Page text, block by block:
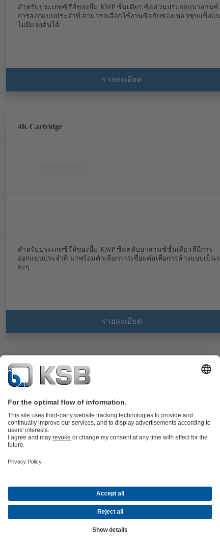
สำหรับประเภทซีรีส์ของปั๊ม KWP ชั้นเดียว ซีลส่วนประกอบบาลานซ์
การออกแบบประจำที่ สามารถเลือกใช้งานซีลกับของเหลวชุบแข็งแ
ไม่มีแรงดันได้
รายละเอียด
4K Cartridge
สำหรับประเภทซีรีส์ของปั๊ม KWP ซีลตลับบาลานซ์ชั้นเดียวที่มีการ
ออกแบบประจำที่ มาพร้อมตัวเลือกการเชื่อมต่อเพื่อการล้างแบบเป็น
ยะๆ
รายละเอียด
4KBL
สำหรับประเภทซีรีส์ของปั๊ม KWP-Bloc ชั้นเดียว ซีลส่วนประกอบ
บาลานซ์ การออกแบบไดนามิก